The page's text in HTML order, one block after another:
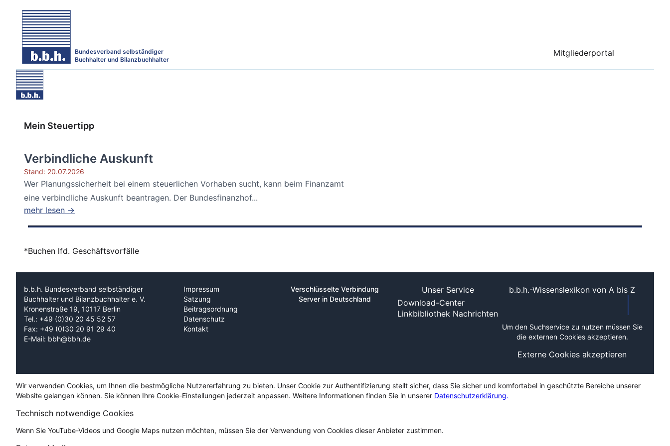
Bundesverband selbständiger
Buchhalter und Bilanzbuchhalter
Mitgliederportal
Mein Steuertipp
Verbindliche Auskunft
Stand: 20.07.2026
Wer Planungssicherheit bei einem steuerlichen Vorhaben sucht, kann beim Finanzamt
eine verbindliche Auskunft beantragen. Der Bundesfinanzhof...
mehr lesen →
*Buchen lfd. Geschäftsvorfälle
b.b.h. Bundesverband selbständiger
Buchhalter und Bilanzbuchhalter e. V.
Kronenstraße 19, 10117 Berlin
Tel.: +49 (0)30 20 45 52 57
Fax: +49 (0)30 20 91 29 40
E-Mail: bbh@bbh.de
Impressum
Satzung
Beitragsordnung
Datenschutz
Kontakt
Verschlüsselte Verbindung
Server in Deutschland
Unser Service
Download-Center
Linkbibliothek Nachrichten
b.b.h.-Wissenslexikon von A bis Z
Um den Suchservice zu nutzen müssen Sie
die externen Cookies akzeptieren.
Externe Cookies akzeptieren
Wir verwenden Cookies, um Ihnen die bestmögliche Nutzererfahrung zu bieten. Unser Cookie zur Authentifizierung stellt sicher, dass Sie sicher und komfortabel in geschützte Bereiche unserer
Website gelangen können. Sie können Ihre Cookie-Einstellungen jederzeit anpassen. Weitere Informationen finden Sie in unserer Datenschutzerklärung.
Technisch notwendige Cookies
Wenn Sie YouTube-Videos und Google Maps nutzen möchten, müssen Sie der Verwendung von Cookies dieser Anbieter zustimmen.